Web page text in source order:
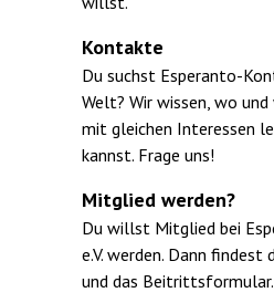
Kontakte
Du suchst Esperanto-
Welt? Wir wissen, wo und
mit gleichen Interessen
kannst. Frage uns!
Mitglied werden?
Du willst Mitglied bei
e.V. werden. Dann findest
und das Beitrittsformular.